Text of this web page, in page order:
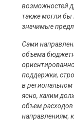
возможностей
также могли бы
значимые
Сами
объема
поддержки,
в
ясно, каким
объем
направлениям,